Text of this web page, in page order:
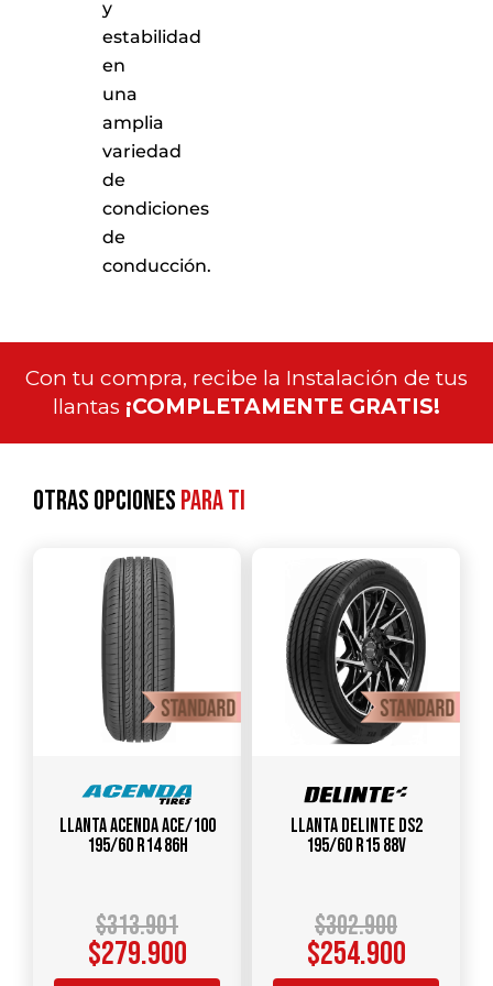
y
estabilidad
en
una
amplia
variedad
de
condiciones
de
conducción.
Con tu compra, recibe la Instalación de tus
llantas ¡COMPLETAMENTE GRATIS!
Otras opcionespara ti
Llanta ACENDA ACE/100
195/60 R14 86H
$313.901
$279.900
Llanta DELINTE DS2
195/60 R15 88V
$302.900
$254.900